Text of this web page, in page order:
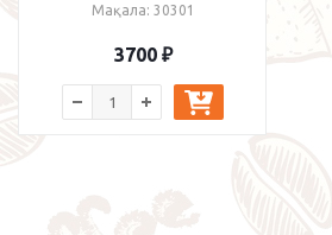
Мақала: 30301
3700 ₽